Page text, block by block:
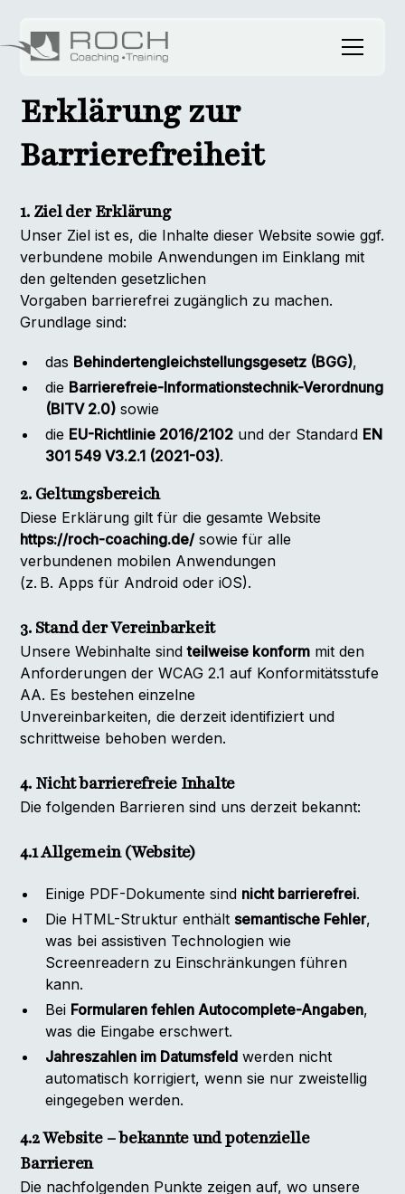
Erklärung zur
Barrierefreiheit
1. Ziel der Erklärung
Unser Ziel ist es, die Inhalte dieser Website sowie ggf.
verbundene mobile Anwendungen im Einklang mit
den geltenden gesetzlichen
Vorgaben barrierefrei zugänglich zu machen.
Grundlage sind:
das Behindertengleichstellungsgesetz (BGG),
die Barrierefreie-Informationstechnik-Verordnung
(BITV 2.0) sowie
die EU-Richtlinie 2016/2102 und der Standard EN
301 549 V3.2.1 (2021-03).
2. Geltungsbereich
Diese Erklärung gilt für die gesamte Website
https://roch-coaching.de/sowie für alle
verbundenen mobilen Anwendungen
(z. B. Apps für Android oder iOS).
3. Stand der Vereinbarkeit
Unsere Webinhalte sindteilweise konform mit den
Anforderungen der WCAG 2.1 auf Konformitätsstufe
AA. Es bestehen einzelne
Unvereinbarkeiten, die derzeit identifiziert und
schrittweise behoben werden.
4. Nicht barrierefreie Inhalte
Die folgenden Barrieren sind uns derzeit bekannt:
4.1 Allgemein (Website)
Einige PDF-Dokumente sind nicht barrierefrei.
Die HTML-Struktur enthältsemantische Fehler,
was bei assistiven Technologien wie
Screenreadern zu Einschränkungen führen
kann.
Bei Formularen fehlen Autocomplete-Angaben,
was die Eingabe erschwert.
Jahreszahlen im Datumsfeld werden nicht
automatisch korrigiert, wenn sie nur zweistellig
eingegeben werden.
4.2 Website – bekannte und potenzielle
Barrieren
Die nachfolgenden Punkte zeigen auf, wo unsere